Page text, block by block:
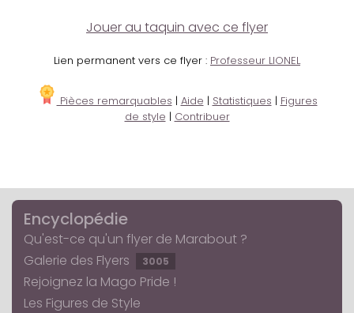
Jouer au taquin avec ce flyer
Lien permanent vers ce flyer : Professeur LIONEL
Pièces remarquables | Aide | Statistiques | Figures
de style | Contribuer
Encyclopédie
Qu'est-ce qu'un flyer de Marabout ?
Galerie des Flyers
3005
Rejoignez la Mago Pride !
Les Figures de Style